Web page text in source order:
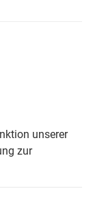
unserer
zur